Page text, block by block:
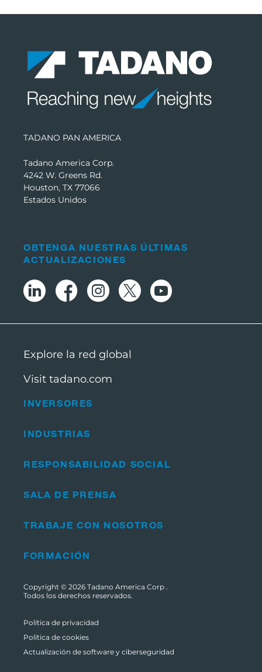
TADANO PAN AMERICA
Tadano America Corp.
4242 W. Greens Rd.
Houston, TX 77066
Estados Unidos
INVERSORES
INDUSTRIAS
RESPONSABILIDAD SOCIAL
SALA DE PRENSA
TRABAJE CON NOSOTROS
FORMACIÓN
OBTENGA NUESTRAS ÚLTIMAS
ACTUALIZACIONES
Explore la red global
Visit tadano.com
Copyright © 2026 Tadano America Corp .
Todos los derechos reservados.
Política de privacidad
Política de cookies
Actualización de software y ciberseguridad